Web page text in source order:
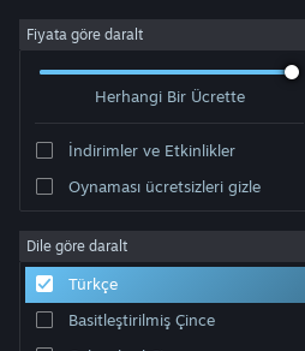
Giriş yap
Hakkında
Destek
Fiyata göre daralt
Herhangi Bir Ücrette
İndirimler ve Etkinlikler
Oynaması ücretsizleri gizle
Dile göre daralt
Türkçe
Basitleştirilmiş Çince
Geliştirici: Sword N' Wands
Sırala Uygunluk